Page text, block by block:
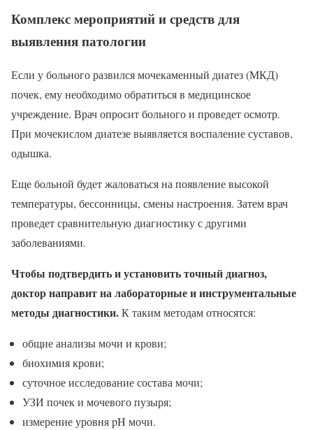
Комплекс мероприятий и средств для
выявления патологии
Если у больного развился мочекаменный диатез (МКД)
почек, ему необходимо обратиться в медицинское
учреждение. Врач опросит больного и проведет осмотр.
При мочекислом диатезе выявляется воспаление суставов,
одышка.
Еще больной будет жаловаться на появление высокой
температуры, бессонницы, смены настроения. Затем врач
проведет сравнительную диагностику с другими
заболеваниями.
Чтобы подтвердить и установить точный диагноз,
доктор направит на лабораторные и инструментальные
методы диагностики.К таким методам относятся:
общие анализы мочи и крови;
биохимия крови;
суточное исследование состава мочи;
УЗИ почек и мочевого пузыря;
измерение уровня pH мочи.